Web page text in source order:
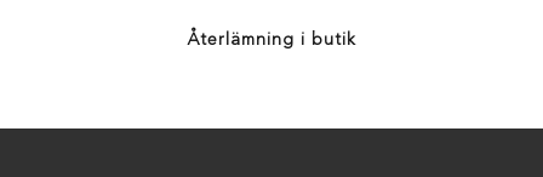
Återlämning i butik